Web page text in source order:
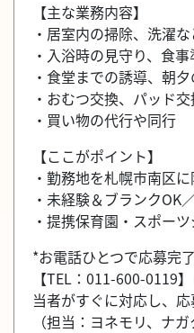
【主な業務内容】
・居室内の掃除、洗濯
・入浴時の見守り、食事
・食堂までの誘導、朝
・おむつ交換、パッド
・買い物の代行や同行
【ここがポイント】
・勤務地を札幌市南区
・未経験＆ブランクOK
・提携保育園・スポー
*お電話ひとつで応募完
【TEL：011-600-0119
当者がすぐに対応し、応
（担当：ヨネモリ、ナガ